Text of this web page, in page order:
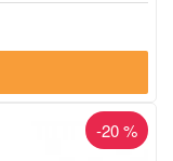
-20 %